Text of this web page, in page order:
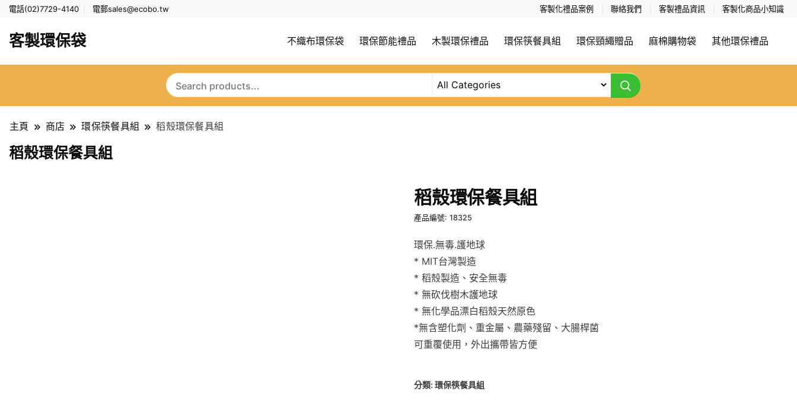
電話(02)7729-4140 電郵sales@ecobo.tw 客製化禮品案例 聯絡我們 客製禮品資訊 客製化商品小知識
客製環保袋 不織布環保袋 環保節能禮品 木製環保禮品 環保筷餐具組 環保頸繩贈品 麻棉購物袋 其他環保禮品
主頁 商店 環保筷餐具組 稻殼環保餐具組
稻殼環保餐具組
稻殼環保餐具組
產品編號: 18325
環保.無毒.護地球
* MIT台灣製造
* 稻殼製造、安全無毒
* 無砍伐樹木護地球
* 無化學品漂白稻殼天然原色
*無含塑化劑、重金屬、農藥殘留、大腸桿菌
可重覆使用，外出攜帶皆方便
分類:環保筷餐具組